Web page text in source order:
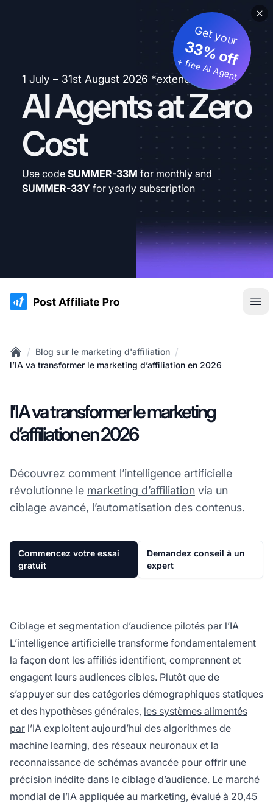
1 July – 31st August 2026 *extended
AI Agents at Zero
Cost
Get your
33% off
+ free AI Agent
Use code SUMMER-33M for monthly and
SUMMER-33Y for yearly subscription
:site.title
Home
/ Blog sur le marketing d'affiliation /
l’IA va transformer le marketing d’affiliation en 2026
l’IA va transformer le marketing
d’affiliation en 2026
Découvrez comment l’intelligence artificielle
révolutionne le marketing d’affiliation via un
ciblage avancé, l’automatisation des contenus.
Commencez votre essai
gratuit
Demandez conseil à un
expert
Ciblage et segmentation d’audience pilotés par l’IA
L’intelligence artificielle transforme fondamentalement
la façon dont les affiliés identifient, comprennent et
engagent leurs audiences cibles. Plutôt que de
s’appuyer sur des catégories démographiques statiques
et des hypothèses générales, les systèmes alimentés
par l’IA exploitent aujourd’hui des algorithmes de
machine learning, des réseaux neuronaux et la
reconnaissance de schémas avancée pour offrir une
précision inédite dans le ciblage d’audience. Le marché
mondial de l’IA appliquée au marketing, évalué à 20,45